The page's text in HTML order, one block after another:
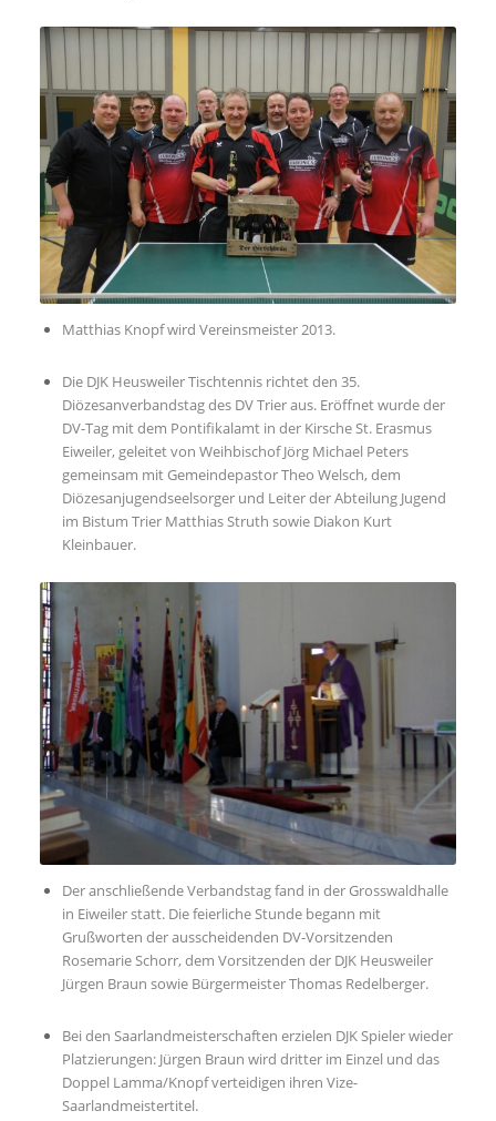
Matthias Knopf wird Vereinsmeister 2013.
Die DJK Heusweiler Tischtennis richtet den 35.
Diözesanverbandstag des DV Trier aus. Eröffnet wurde der
DV-Tag mit dem Pontifikalamt in der Kirsche St. Erasmus
Eiweiler, geleitet von Weihbischof Jörg Michael Peters
gemeinsam mit Gemeindepastor Theo Welsch, dem
Diözesanjugendseelsorger und Leiter der Abteilung Jugend
im Bistum Trier Matthias Struth sowie Diakon Kurt
Kleinbauer.
Der anschließende Verbandstag fand in der Grosswaldhalle
in Eiweiler statt. Die feierliche Stunde begann mit
Grußworten der ausscheidenden DV-Vorsitzenden
Rosemarie Schorr, dem Vorsitzenden der DJK Heusweiler
Jürgen Braun sowie Bürgermeister Thomas Redelberger.
Bei den Saarlandmeisterschaften erzielen DJK Spieler wieder
Platzierungen: Jürgen Braun wird dritter im Einzel und das
Doppel Lamma/Knopf verteidigen ihren Vize-
Saarlandmeistertitel.